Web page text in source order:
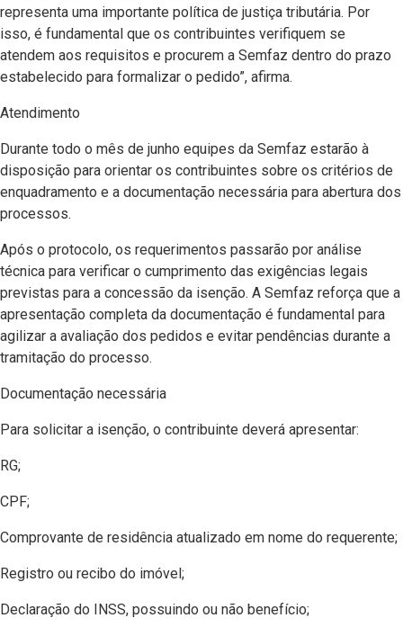
representa uma importante política de justiça tributária. Por
isso, é fundamental que os contribuintes verifiquem se
atendem aos requisitos e procurem a Semfaz dentro do prazo
estabelecido para formalizar o pedido”, afirma.
Atendimento
Durante todo o mês de junho equipes da Semfaz estarão à
disposição para orientar os contribuintes sobre os critérios de
enquadramento e a documentação necessária para abertura dos
processos.
Após o protocolo, os requerimentos passarão por análise
técnica para verificar o cumprimento das exigências legais
previstas para a concessão da isenção. A Semfaz reforça que a
apresentação completa da documentação é fundamental para
agilizar a avaliação dos pedidos e evitar pendências durante a
tramitação do processo.
Documentação necessária
Para solicitar a isenção, o contribuinte deverá apresentar:
RG;
CPF;
Comprovante de residência atualizado em nome do requerente;
Registro ou recibo do imóvel;
Declaração do INSS, possuindo ou não benefício;